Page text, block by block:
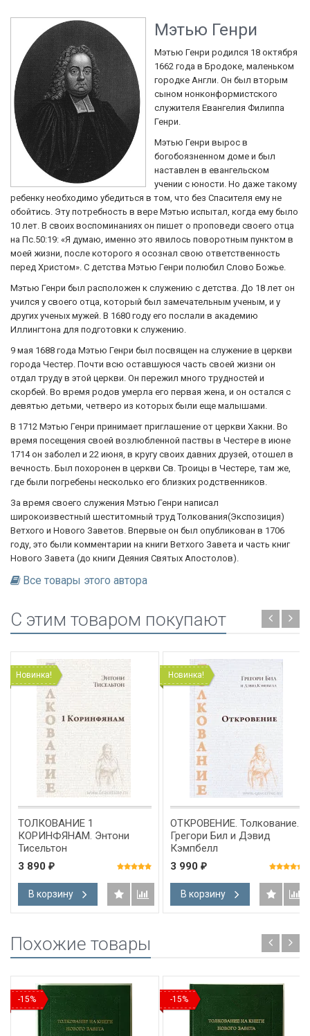
Мэтью Генри
Мэтью Генри родился 18 октября
1662 года в Бродоке, маленьком
городке Англи. Он был вторым
сыном нонконформистского
служителя Евангелия Филиппа
Генри.
Мэтью Генри вырос в
богобоязненном доме и был
наставлен в евангельском
учении с юности. Но даже такому
ребенку необходимо убедиться в том, что без Спасителя ему не
обойтись. Эту потребность в вере Мэтью испытал, когда ему было
10 лет. В своих воспоминаниях он пишет о проповеди своего отца
на Пс.50:19: «Я думаю, именно это явилось поворотным пунктом в
моей жизни, после которого я осознал свою ответственность
перед Христом». С детства Мэтью Генри полюбил Слово Божье.
Мэтью Генри был расположен к служению с детства. До 18 лет он
учился у своего отца, который был замечательным ученым, и у
других ученых мужей. В 1680 году его послали в академию
Иллингтона для подготовки к служению.
9 мая 1688 года Мэтью Генри был посвящен на служение в церкви
города Честер. Почти всю оставшуюся часть своей жизни он
отдал труду в этой церкви. Он пережил много трудностей и
скорбей. Во время родов умерла его первая жена, и он остался с
девятью детьми, четверо из которых были еще малышами.
В 1712 Мэтью Генри принимает приглашение от церкви Хакни. Во
время посещения своей возлюбленной паствы в Честере в июне
1714 он заболел и 22 июня, в кругу своих давних друзей, отошел в
вечность. Был похоронен в церкви Св. Троицы в Честере, там же,
где были погребены несколько его близких родственников.
За время своего служения Мэтью Генри написал
широкоизвестный шеститомный труд Толкования(Экспозиция)
Ветхого и Нового Заветов. Впервые он был опубликован в 1706
году, это были комментарии на книги Ветхого Завета и часть книг
Нового Завета (до книги Деяния Святых Апостолов).
Все товары этого автора
C этим товаром покупают
Новинка!
ТОЛКОВАНИЕ 1
КОРИНФЯНАМ. Энтони
Тисельтон
3 890 ₽
В корзину
Новинка!
ОТКРОВЕНИЕ. Толкование.
Грегори Бил и Дэвид
Кэмпбелл
3 990 ₽
В корзину
Похожие товары
-15% -15%